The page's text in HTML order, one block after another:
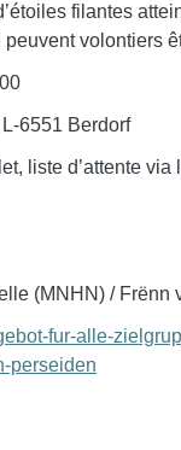
filantes
volontiers
6551 Berdorf
liste d’attente via
(MNHN) / Frënn
fur-alle-
perseiden